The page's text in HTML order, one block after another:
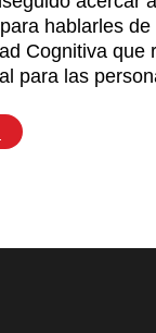
hablarles de
Cognitiva que
para las